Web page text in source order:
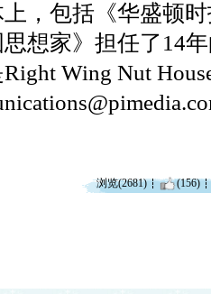
，包括《华盛顿
想家》担任了 14
Right Wing Nut
浏览(2681) (156)